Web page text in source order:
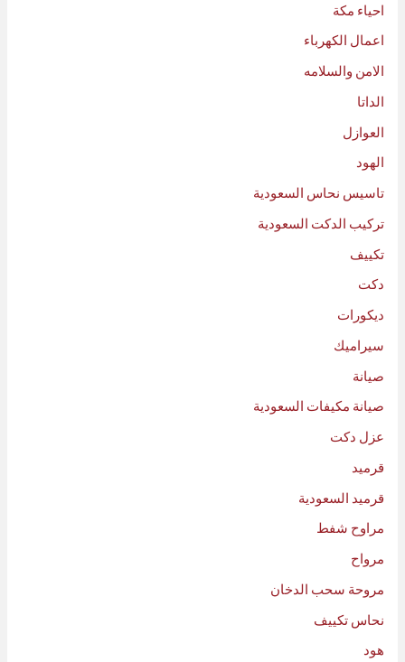
احياء مكة
اعمال الكهرباء
الامن والسلامه
الداتا
العوازل
الهود
تاسيس نحاس السعودية
تركيب الدكت السعودية
تكييف
دكت
ديكورات
سيراميك
صيانة
صيانة مكيفات السعودية
عزل دكت
قرميد
قرميد السعودية
مراوح شفط
مرواح
مروحة سحب الدخان
نحاس تكييف
هود